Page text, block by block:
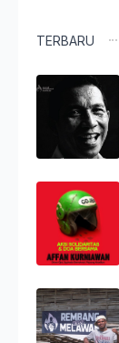
TERBARU